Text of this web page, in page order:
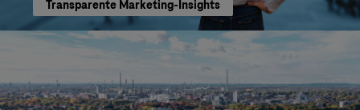
Transparente Marketing-Insights